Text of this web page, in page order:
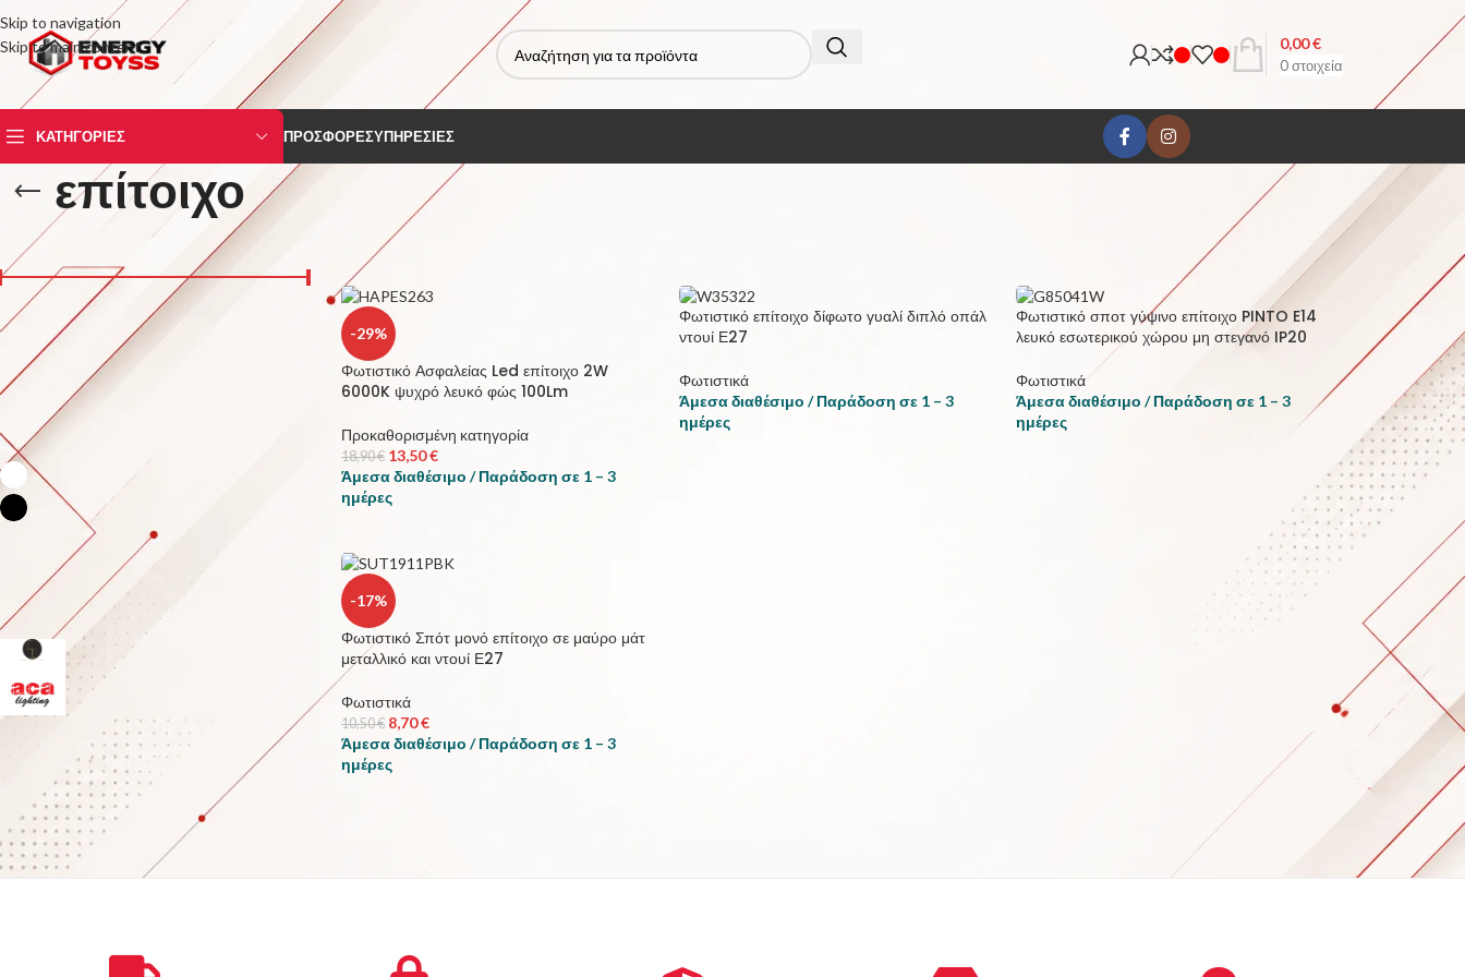
Skip to navigation
Skip to main content
0στοιχεία
0,00€
ΚΑΤΗΓΟΡΙΕΣ ΠΡΟΣΦΟΡΕΣΥΠΗΡΕΣΙΕΣ
επίτοιχο
ΤΙΜΗ
Price: 0 €—
ΧΡΩΜΑ
Λεύκο
Μάυρο
ΚΑΤΑΣΚΕΥΑΣΤΗΣ
ACA DECOR
ACA LIGHTING
STOCK STATUS
Για την πώληση
Σε απόθεμα
Αρχική σελίδα
-29%
Φωτιστικό Ασφαλείας Led επίτοιχο 2W
6000K ψυχρό λευκό φώς 100Lm
Προκαθορισμένη κατηγορία
18,90€ 13,50€
Άμεσα διαθέσιμο / Παράδοση σε 1 – 3
ημέρες
Φωτιστικό επίτοιχο δίφωτο γυαλί διπλό οπάλ
ντουί Ε27
Φωτιστικά
Άμεσα διαθέσιμο / Παράδοση σε 1 – 3
ημέρες
Φωτιστικό σποτ γύψινο επίτοιχο PINTO E14
λευκό εσωτερικού χώρου μη στεγανό IP20
Φωτιστικά
Άμεσα διαθέσιμο / Παράδοση σε 1 – 3
ημέρες
-17%
Φωτιστικό Σπότ μονό επίτοιχο σε μαύρο μάτ
μεταλλικό και ντουί Ε27
Φωτιστικά
10,50€ 8,70€
Άμεσα διαθέσιμο / Παράδοση σε 1 – 3
ημέρες